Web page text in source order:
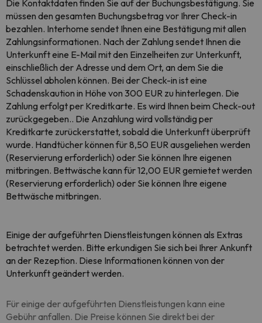
Die Kontaktdaten finden Sie auf der Buchungsbestätigung. Sie
müssen den gesamten Buchungsbetrag vor Ihrer Check-in
bezahlen. Interhome sendet Ihnen eine Bestätigung mit allen
Zahlungsinformationen. Nach der Zahlung sendet Ihnen die
Unterkunft eine E-Mail mit den Einzelheiten zur Unterkunft,
einschließlich der Adresse und dem Ort, an dem Sie die
Schlüssel abholen können. Bei der Check-in ist eine
Schadenskaution in Höhe von 300 EUR zu hinterlegen. Die
Zahlung erfolgt per Kreditkarte. Es wird Ihnen beim Check-out
zurückgegeben.. Die Anzahlung wird vollständig per
Kreditkarte zurückerstattet, sobald die Unterkunft überprüft
wurde. Handtücher können für 8,50 EUR ausgeliehen werden
(Reservierung erforderlich) oder Sie können Ihre eigenen
mitbringen. Bettwäsche kann für 12,00 EUR gemietet werden
(Reservierung erforderlich) oder Sie können Ihre eigene
Bettwäsche mitbringen.
Einige der aufgeführten Dienstleistungen können als Extras
betrachtet werden. Bitte erkundigen Sie sich bei Ihrer Ankunft
an der Rezeption. Diese Informationen können von der
Unterkunft geändert werden.
Für einige der aufgeführten Dienstleistungen kann eine
Gebühr anfallen. Die Preise können Sie direkt bei der